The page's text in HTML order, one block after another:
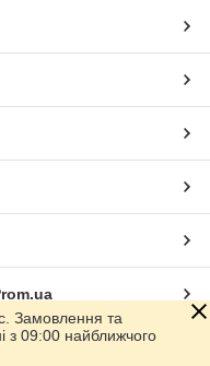
Замовлення та
з 09:00 найближчого